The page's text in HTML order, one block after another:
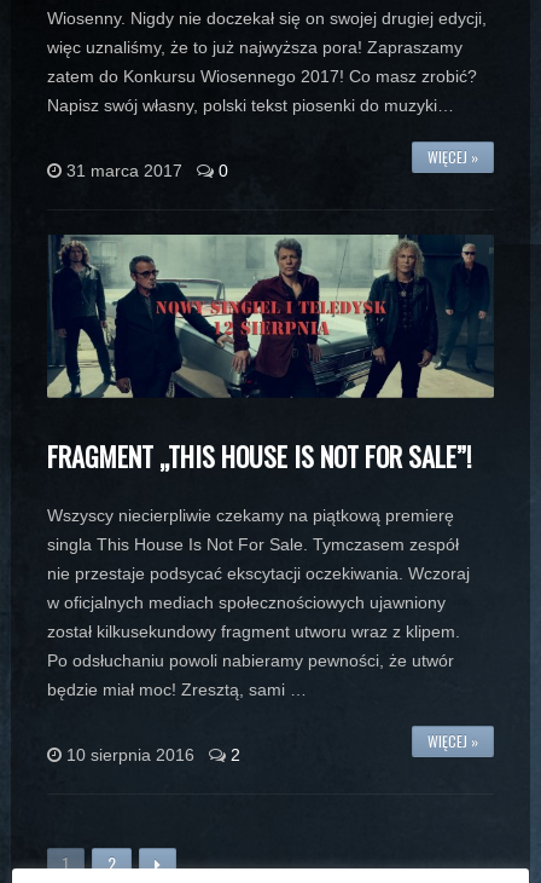
Wiosenny. Nigdy nie doczekał się on swojej drugiej edycji,
więc uznaliśmy, że to już najwyższa pora! Zapraszamy
zatem do Konkursu Wiosennego 2017! Co masz zrobić?
Napisz swój własny, polski tekst piosenki do muzyki…
WIĘCEJ »
31 marca 2017 0
FRAGMENT „THIS HOUSE IS NOT FOR SALE”!
Wszyscy niecierpliwie czekamy na piątkową premierę
singla This House Is Not For Sale. Tymczasem zespół
nie przestaje podsycać ekscytacji oczekiwania. Wczoraj
w oficjalnych mediach społecznościowych ujawniony
został kilkusekundowy fragment utworu wraz z klipem.
Po odsłuchaniu powoli nabieramy pewności, że utwór
będzie miał moc! Zresztą, sami …
WIĘCEJ »
10 sierpnia 2016 2
1 2